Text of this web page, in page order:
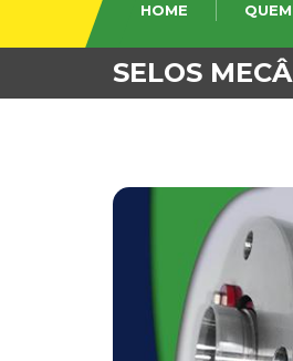
HOME
SELOS